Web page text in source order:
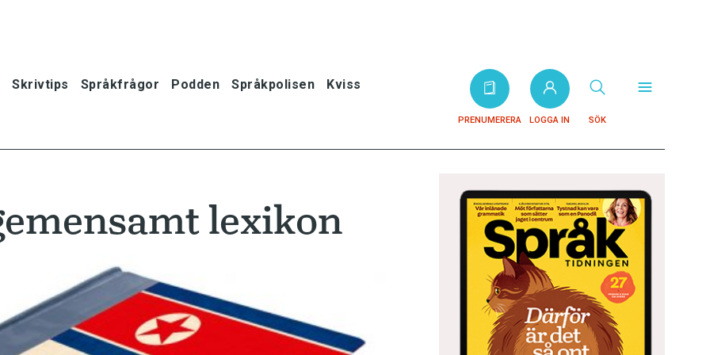
Skrivtips Språkfrågor Podden Språkpolisen Kviss
PRENUMERERA LOGGA IN SÖK
lexikon